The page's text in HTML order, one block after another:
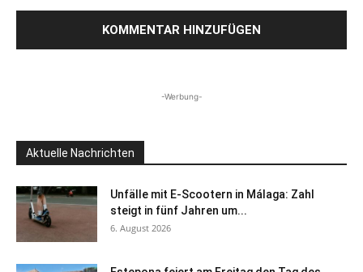
-Werbung-
Aktuelle Nachrichten
Unfälle mit E-Scootern in Málaga: Zahl
steigt in fünf Jahren um...
6. August 2026